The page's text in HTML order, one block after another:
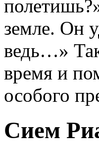
земле. Он
ведь…»
время и
особого
Сием